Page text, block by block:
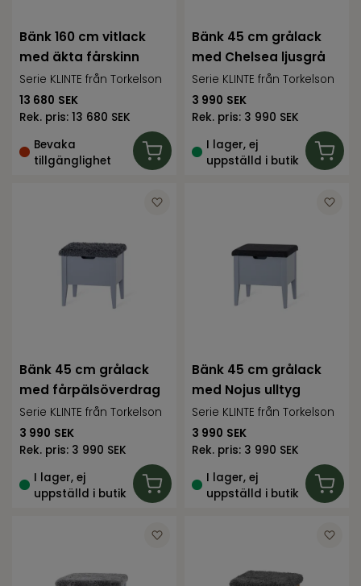
Bänk 160 cm vitlack
med äkta fårskinn
Serie KLINTE från Torkelson
13 680 SEK
Rek. pris: 13 680 SEK
Bevaka
tillgänglighet
Bänk 45 cm grålack
med Chelsea ljusgrå
Serie KLINTE från Torkelson
3 990 SEK
Rek. pris: 3 990 SEK
I lager, ej
uppställd i butik
Bänk 45 cm grålack
med fårpälsöverdrag
Serie KLINTE från Torkelson
3 990 SEK
Rek. pris: 3 990 SEK
I lager, ej
uppställd i butik
Bänk 45 cm grålack
med Nojus ulltyg
Serie KLINTE från Torkelson
3 990 SEK
Rek. pris: 3 990 SEK
I lager, ej
uppställd i butik